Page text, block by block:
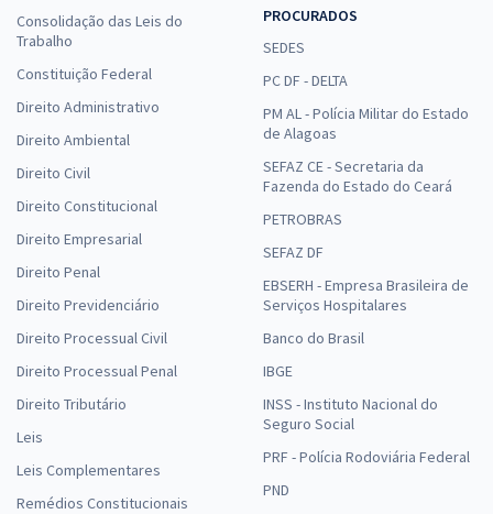
Consolidação das Leis do
Trabalho
Constituição Federal
Direito Administrativo
Direito Ambiental
Direito Civil
Direito Constitucional
Direito Empresarial
Direito Penal
Direito Previdenciário
Direito Processual Civil
Direito Processual Penal
Direito Tributário
Leis
Leis Complementares
Remédios Constitucionais
PROCURADOS
SEDES
PC DF - DELTA
PM AL - Polícia Militar do Estado
de Alagoas
SEFAZ CE - Secretaria da
Fazenda do Estado do Ceará
PETROBRAS
SEFAZ DF
EBSERH - Empresa Brasileira de
Serviços Hospitalares
Banco do Brasil
IBGE
INSS - Instituto Nacional do
Seguro Social
PRF - Polícia Rodoviária Federal
PND